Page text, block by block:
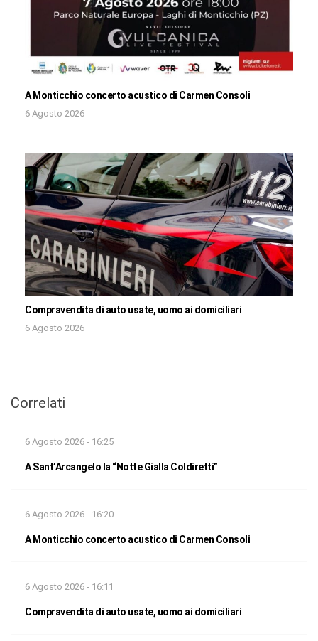
A Monticchio concerto acustico di Carmen Consoli
6 Agosto 2026
Compravendita di auto usate, uomo ai domiciliari
6 Agosto 2026
Correlati
6 Agosto 2026 - 16:25
A Sant’Arcangelo la “Notte Gialla Coldiretti”
6 Agosto 2026 - 16:20
A Monticchio concerto acustico di Carmen Consoli
6 Agosto 2026 - 16:11
Compravendita di auto usate, uomo ai domiciliari